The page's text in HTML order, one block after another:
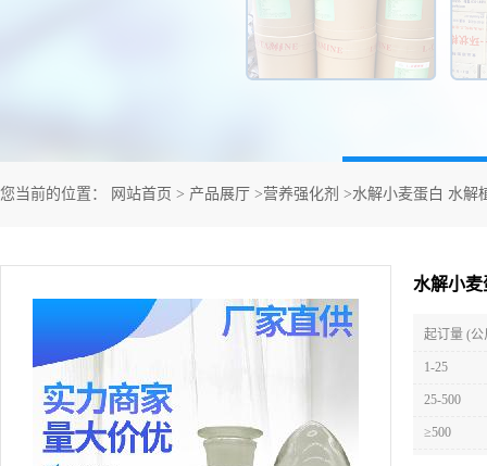
您当前的位置： 网站首页 > 产品展厅 >营养强化剂 >水解小麦蛋白 水解
水解小麦
起订量 (公
1-25
25-500
≥500